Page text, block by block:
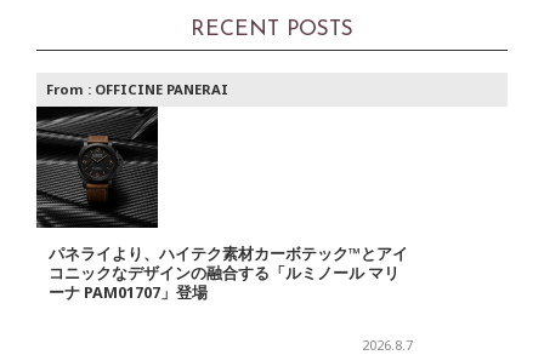
RECENT POSTS
From : OFFICINE PANERAI
パネライより、ハイテク素材カーボテック™とアイ
コニックなデザインの融合する「ルミノール マリ
ーナ PAM01707」登場
2026.8.7